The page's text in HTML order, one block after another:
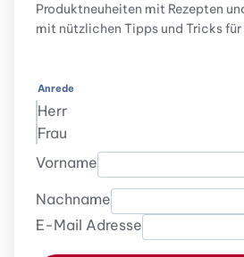
Produktneuheiten mit Rezepten
mit nützlichen Tipps und Tricks
Anrede
Herr
Frau
Vorname
Nachname
E-Mail Adresse